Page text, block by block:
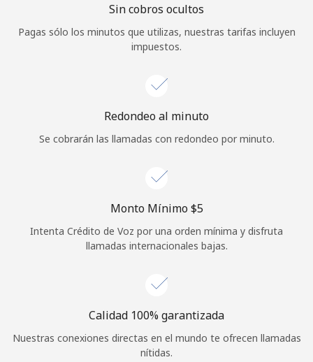
¿Olvidaste tu contraseña? →
Iniciar Sesión
Sin cobros ocultos
Pagas sólo los minutos que utilizas, nuestras tarifas incluyen
impuestos.
Redondeo al minuto
Se cobrarán las llamadas con redondeo por minuto.
Monto Mínimo ⁦$5⁩
Intenta Crédito de Voz por una orden mínima y disfruta
llamadas internacionales bajas.
Calidad 100% garantizada
Nuestras conexiones directas en el mundo te ofrecen llamadas
nítidas.